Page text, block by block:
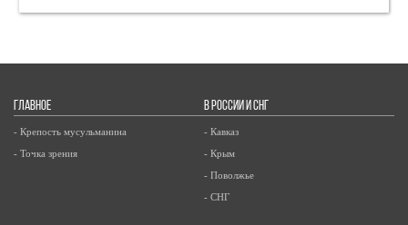
ГЛАВНОЕ
- Крепость мусульманина
- Точка зрения
В РОССИИ И СНГ
- Кавказ
- Крым
- Поволжье
- СНГ